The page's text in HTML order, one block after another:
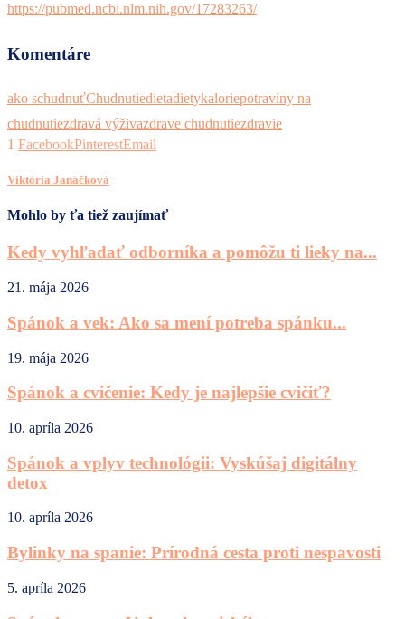
https://pubmed.ncbi.nlm.nih.gov/17283263/
Komentáre
ako schudnuťChudnutiedietadietykaloriepotraviny na
chudnutiezdravá výživazdrave chudnutiezdravie
1 FacebookPinterestEmail
Viktória Janáčková
Mohlo by ťa tiež zaujímať
Kedy vyhľadať odborníka a pomôžu ti lieky na...
21. mája 2026
Spánok a vek: Ako sa mení potreba spánku...
19. mája 2026
Spánok a cvičenie: Kedy je najlepšie cvičiť?
10. apríla 2026
Spánok a vplyv technológii: Vyskúšaj digitálny
detox
10. apríla 2026
Bylinky na spanie: Prírodná cesta proti nespavosti
5. apríla 2026